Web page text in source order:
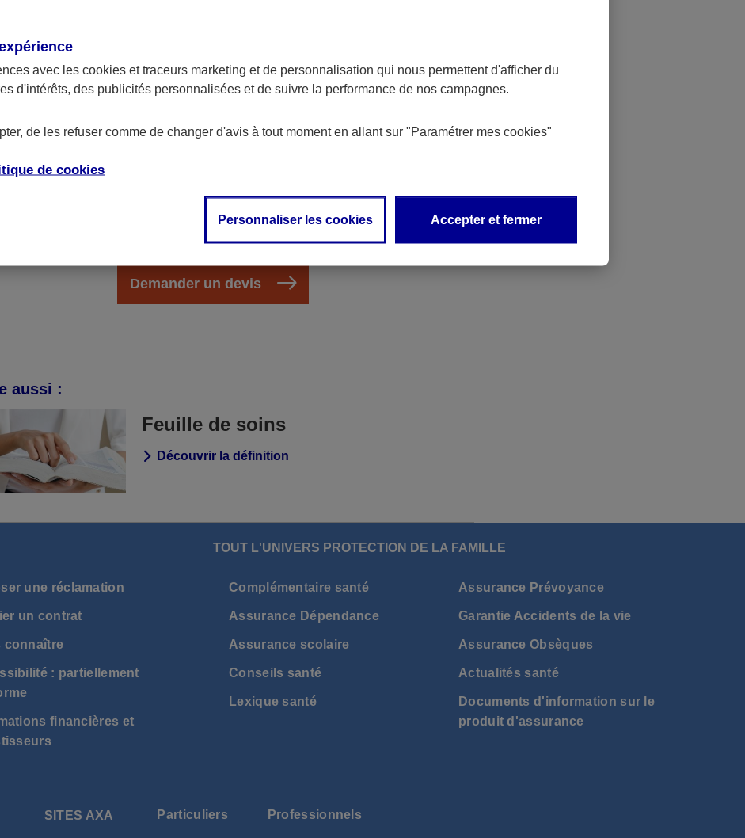
d’honoraires
a été hospitalisé, Jean s’est rendu compte que non seulement le ticket
non prises en charge par la Sécurité sociale. Pour cette raison, il a
une
complémentaire santé
Vous êtes intéressé par une complémentaire santé ?
Demander un devis
aussi :
Feuille de soins
Découvrir la définition
une réclamation
un contrat
connaître
: partiellement
financières et
TOUT L'UNIVERS PROTECTION DE LA FAMILLE
Complémentaire santé Assurance Prévoyance
Assurance Dépendance Garantie Accidents de la vie
Assurance scolaire Assurance Obsèques
Conseils santé Actualités santé
Lexique santé
Documents d'information sur le
produit d'assurance
SITES AXA Particuliers Professionnels
avec les cookies et traceurs marketing et de personnalisation qui nous permettent d'afficher du
d'intérêts, des publicités personnalisées et de suivre la performance de nos campagnes.
de les refuser comme de changer d'avis à tout moment en allant sur "Paramétrer mes cookies"
de cookies
Personnaliser les cookies Accepter et fermer